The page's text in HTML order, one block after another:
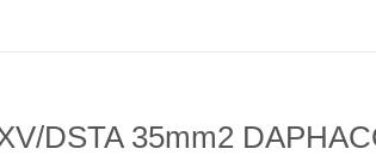
DSTA 35mm2